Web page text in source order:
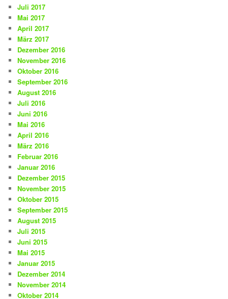
Juli 2017
Mai 2017
April 2017
März 2017
Dezember 2016
November 2016
Oktober 2016
September 2016
August 2016
Juli 2016
Juni 2016
Mai 2016
April 2016
März 2016
Februar 2016
Januar 2016
Dezember 2015
November 2015
Oktober 2015
September 2015
August 2015
Juli 2015
Juni 2015
Mai 2015
Januar 2015
Dezember 2014
November 2014
Oktober 2014